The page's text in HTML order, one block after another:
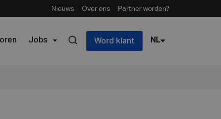
Nieuws Over ons Partner worden?
Jobs Word klant NL